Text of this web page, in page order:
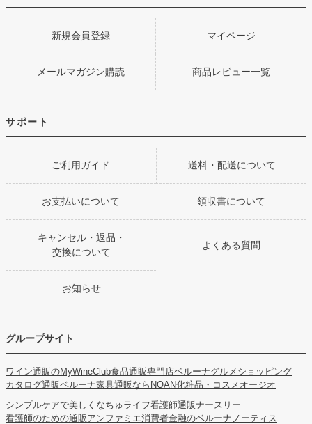
新規会員登録 マイページ
メールマガジン購読 商品レビュー一覧
サポート
ご利用ガイド 送料・配送について
お支払いについて 領収書について
キャンセル・返品・
交換について
よくある質問
お知らせ
グループサイト
ワイン通販のMyWineClub食品通販専門店ベルーナグルメショッピング
カタログ通販ベルーナ家具通販ならNOAN化粧品・コスメオージオ
シンプルケアで美しくなちゅライフ看護師通販ナースリー
看護師のための通販アンファミエ消費者金融のベルーナノーティス